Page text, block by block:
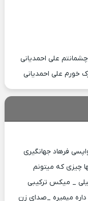
علی احمدیانی
خورم علی احمدیانی
فرهاد جهانگیری
چیزی که میتونم
_ میکس ترکیبی
میمیره _صدای زن